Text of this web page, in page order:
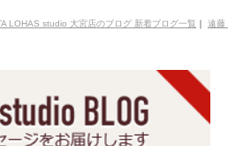
LOHAS studio 大宮店のブログ 新着ブログ一覧 ｜ 遠藤